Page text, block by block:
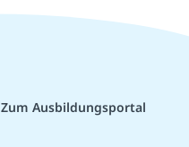
Zum Ausbildungsportal